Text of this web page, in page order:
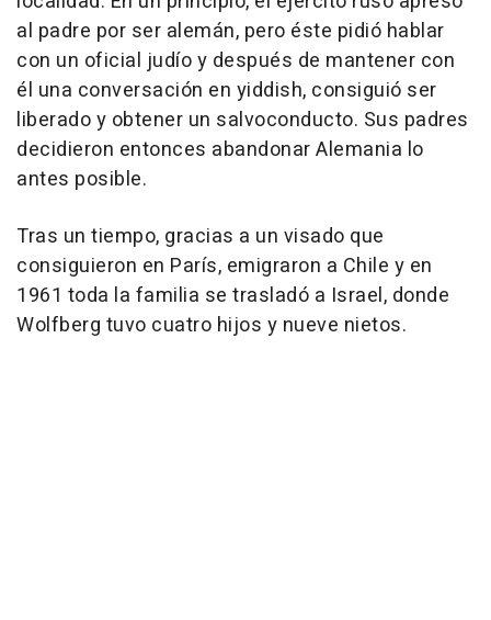
al padre por ser alemán, pero éste pidió hablar
con un oficial judío y después de mantener con
él una conversación en yiddish, consiguió ser
liberado y obtener un salvoconducto. Sus padres
decidieron entonces abandonar Alemania lo
antes posible.
Tras un tiempo, gracias a un visado que
consiguieron en París, emigraron a Chile y en
1961 toda la familia se trasladó a Israel, donde
Wolfberg tuvo cuatro hijos y nueve nietos.